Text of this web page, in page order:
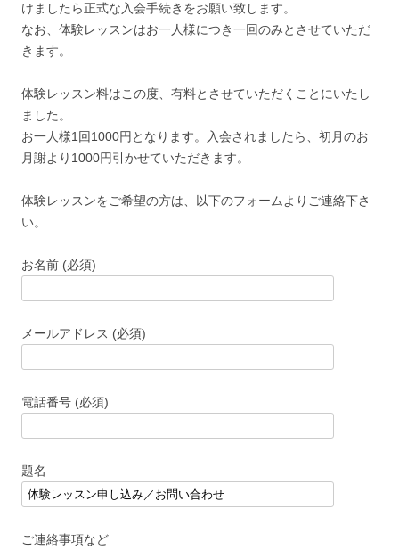
けましたら正式な入会手続きをお願い致します。
なお、体験レッスンはお一人様につき一回のみとさせていただ
きます。
体験レッスン料はこの度、有料とさせていただくことにいたし
ました。
お一人様1回1000円となります。入会されましたら、初月のお
月謝より1000円引かせていただきます。
体験レッスンをご希望の方は、以下のフォームよりご連絡下さ
い。
お名前 (必須)
メールアドレス (必須)
電話番号 (必須)
題名
ご連絡事項など